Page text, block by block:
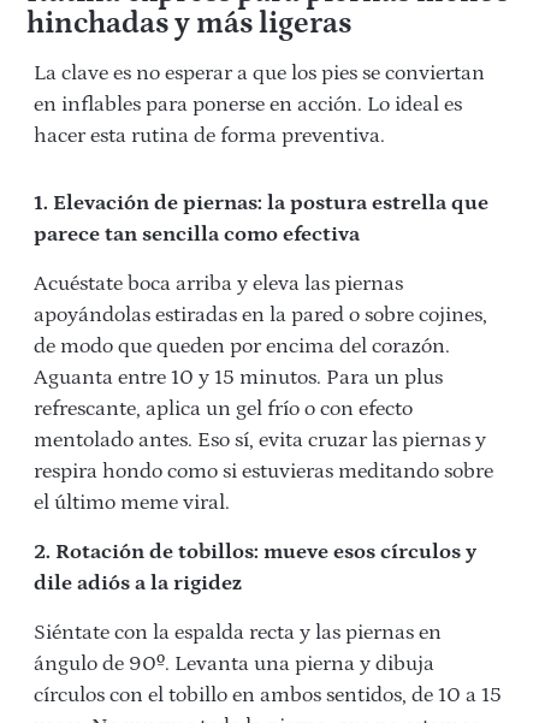
hinchadas y más ligeras
La clave es no esperar a que los pies se conviertan
en inflables para ponerse en acción. Lo ideal es
hacer esta rutina de forma preventiva.
1. Elevación de piernas: la postura estrella que
parece tan sencilla como efectiva
Acuéstate boca arriba y eleva las piernas
apoyándolas estiradas en la pared o sobre cojines,
de modo que queden por encima del corazón.
Aguanta entre 10 y 15 minutos. Para un plus
refrescante, aplica un gel frío o con efecto
mentolado antes. Eso sí, evita cruzar las piernas y
respira hondo como si estuvieras meditando sobre
el último meme viral.
2. Rotación de tobillos: mueve esos círculos y
dile adiós a la rigidez
Siéntate con la espalda recta y las piernas en
ángulo de 90º. Levanta una pierna y dibuja
círculos con el tobillo en ambos sentidos, de 10 a 15